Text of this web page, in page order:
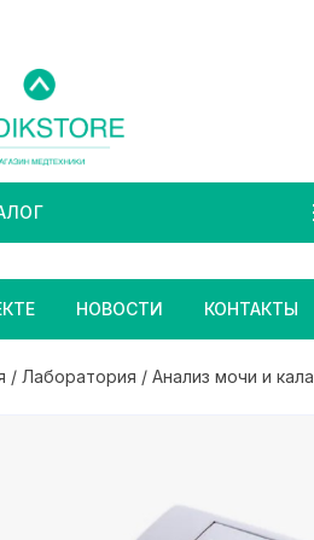
НОВОСТИ КОНТАКТЫ
/ Лаборатория / Анализ мочи и кала